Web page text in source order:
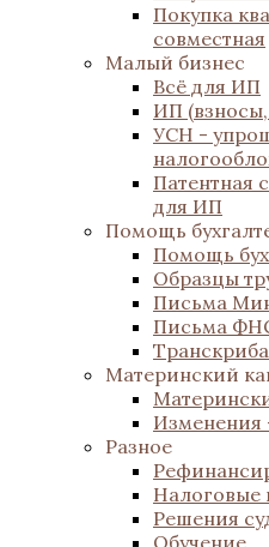
Покупка
совместная
Малый бизнес
Всё для ИП
ИП
УСН -
Патентная
для ИП
Помощь
Помощь
Образцы
Письма
Письма
Материнский
Изменения
Разное
Налоговые
Решения
Обучение